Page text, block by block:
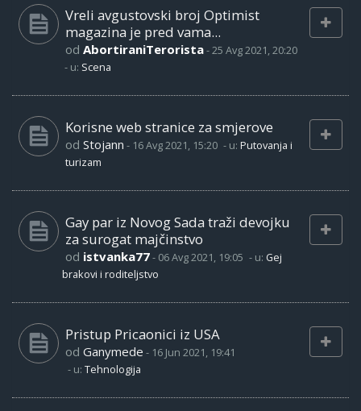
Vreli avgustovski broj Optimist
magazina je pred vama...
od AbortiraniTerorista-25 Avg 2021, 20:20
- u: Scena
Korisne web stranice za smjerove
od Stojann - 16 Avg 2021, 15:20 - u: Putovanja i
turizam
Gay par iz Novog Sada traži devojku
za surogat majčinstvo
od istvanka77- 06 Avg 2021, 19:05 - u: Gej
brakovi i roditeljstvo
Pristup Pricaonici iz USA
od Ganymede - 16 Jun 2021, 19:41
- u: Tehnologija